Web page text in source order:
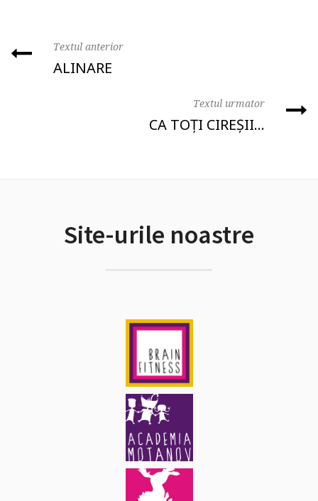
Textul anterior
ALINARE
Textul urmator
CA TOȚI CIREȘII…
Site-urile noastre